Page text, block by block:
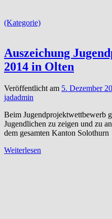
(Kategorie)
Auszeichung
2014 in Olten
Veröffentlicht am 5. Dezember
jadadmin
Beim Jugendprojektwettbewerb
Jugendlichen zu zeigen und zu
dem gesamten Kanton Solothurn
Weiterlesen